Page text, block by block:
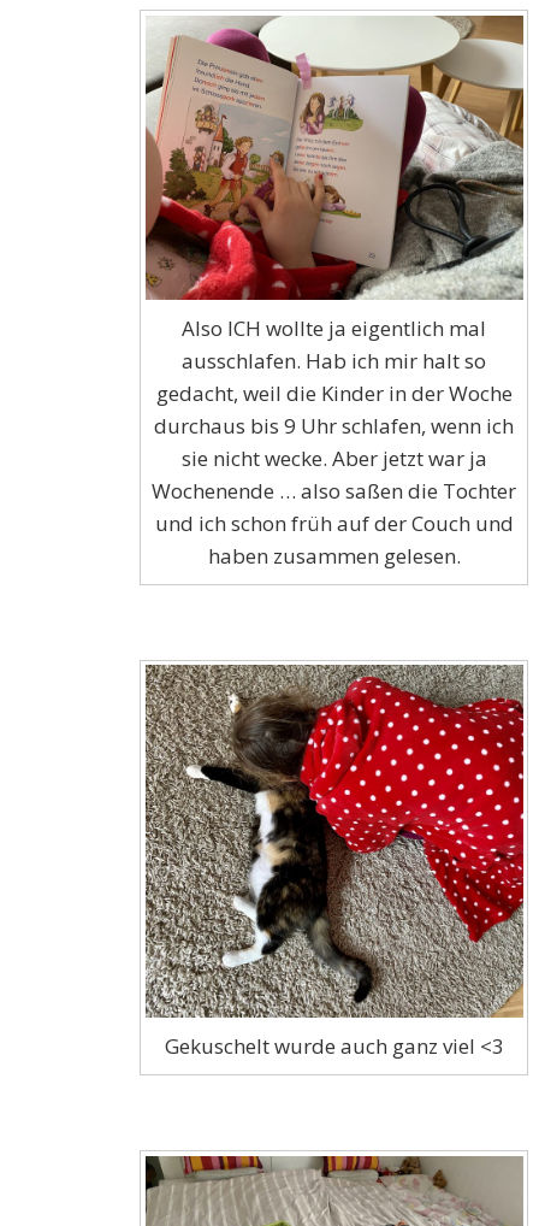
Also ICH wollte ja eigentlich mal
ausschlafen. Hab ich mir halt so
gedacht, weil die Kinder in der Woche
durchaus bis 9 Uhr schlafen, wenn ich
sie nicht wecke. Aber jetzt war ja
Wochenende … also saßen die Tochter
und ich schon früh auf der Couch und
haben zusammen gelesen.
Gekuschelt wurde auch ganz viel <3